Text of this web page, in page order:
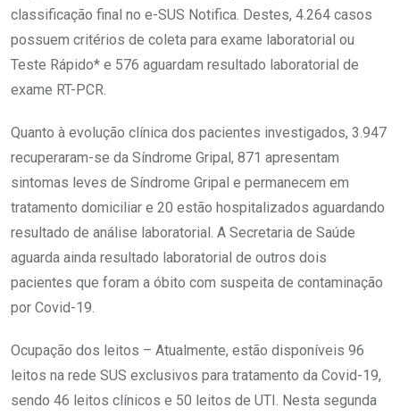
classificação final no e-SUS Notifica. Destes, 4.264 casos
possuem critérios de coleta para exame laboratorial ou
Teste Rápido* e 576 aguardam resultado laboratorial de
exame RT-PCR.
Quanto à evolução clínica dos pacientes investigados, 3.947
recuperaram-se da Síndrome Gripal, 871 apresentam
sintomas leves de Síndrome Gripal e permanecem em
tratamento domiciliar e 20 estão hospitalizados aguardando
resultado de análise laboratorial. A Secretaria de Saúde
aguarda ainda resultado laboratorial de outros dois
pacientes que foram a óbito com suspeita de contaminação
por Covid-19.
Ocupação dos leitos – Atualmente, estão disponíveis 96
leitos na rede SUS exclusivos para tratamento da Covid-19,
sendo 46 leitos clínicos e 50 leitos de UTI. Nesta segunda